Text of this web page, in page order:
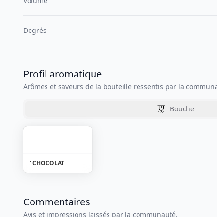
Degrés
Profil aromatique
Arômes et saveurs de la bouteille ressentis par la
Bouche
1CHOCOLAT
Commentaires
Avis et impressions laissés par la communauté.